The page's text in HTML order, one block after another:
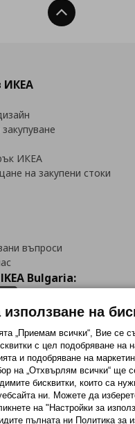
Нагоре
ИКЕА
ИКЕА
на закупени стоки
въпроси
Bulgaria:
ни:
PinterestInstagram
на
„Приемам всички“, Вие се
с цел подобряване на
и подобряване на
на „Отхвърлям всички“ ще
бисквитки, които са
ни. Можете да
на "Настройки за
пълната ни Политика за